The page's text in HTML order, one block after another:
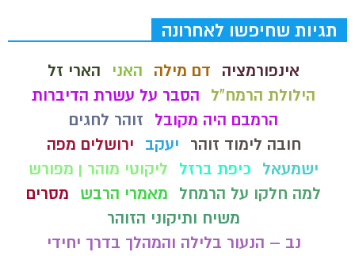
תגיות שחיפשו לאחרונה
אינפורמציה דם מילה האני
הארי זל
הילולת הרמח"ל
הסבר על עשרת הדיברות
הרמבם היה מקובל
זוהר לחגים
חובה לימוד זוהר
יעקב
ירושלים מפה
ישמעאל
כיפת ברזל
ליקוטי מוהר ן מפורש
למה חלקו על הרמחל
מאמרי הרבש
מסרים
משיח ותיקוני הזוהר
נב – הנעור בלילה והמהלך בדרך יחידי